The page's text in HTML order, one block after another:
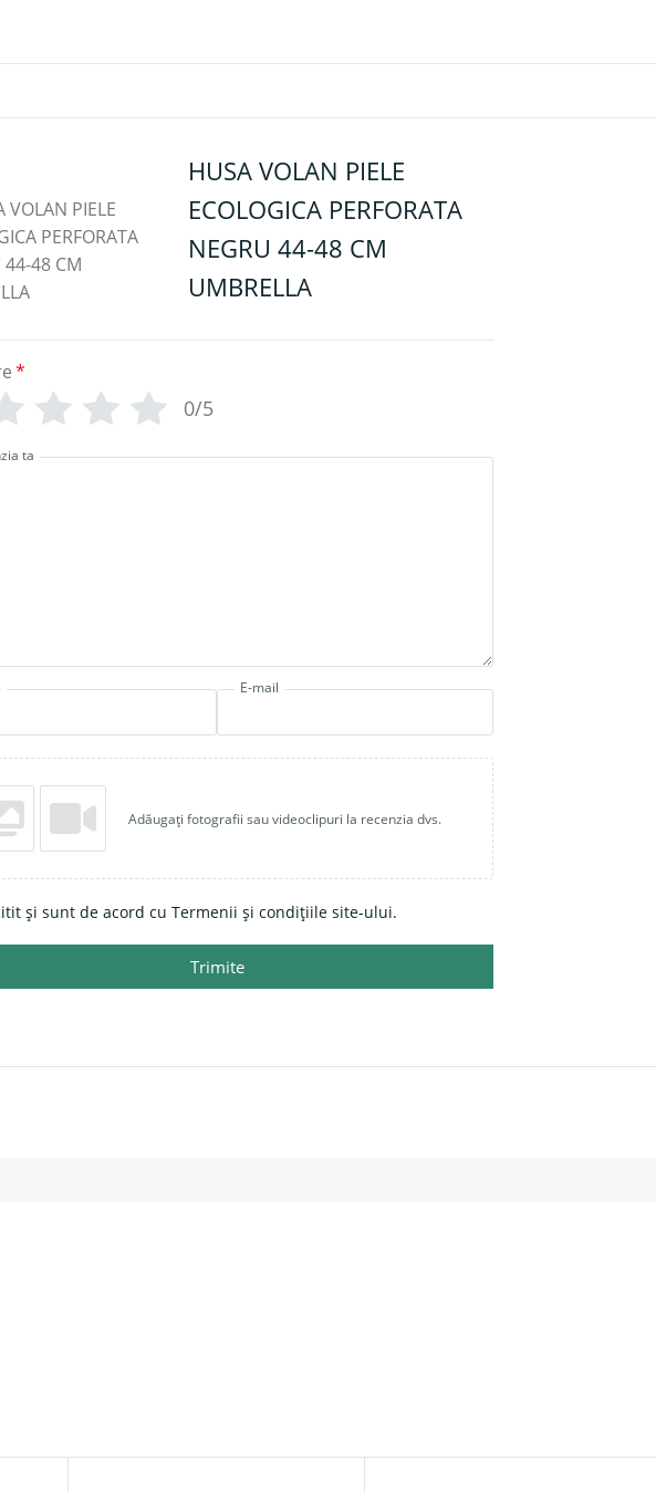
HUSA VOLAN PIELE
ECOLOGICA PERFORATA
NEGRU 44-48 CM
UMBRELLA
*
0/5
ta
E-mail
Adăugați fotografii sau videoclipuri la recenzia dvs.
și sunt de acord cu Termenii și condițiile site-ului.
Trimite